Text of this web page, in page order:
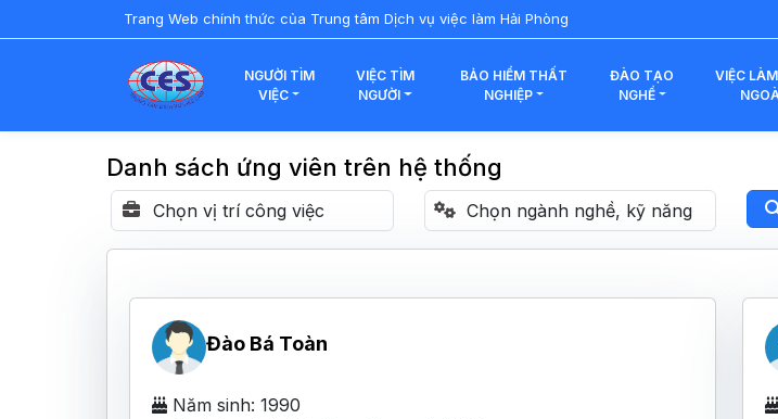
Trang Web chính thức của Trung tâm Dịch vụ việc làm Hải Phòng
NGƯỜI TÌM
VIỆC
VIỆC TÌM
NGƯỜI
BẢO HIỂM THẤT
NGHIỆP
ĐÀO TẠO
NGHỀ
VIỆC
Danh sách ứng viên trên hệ thống
Đào Bá Toàn
Năm sinh: 1990